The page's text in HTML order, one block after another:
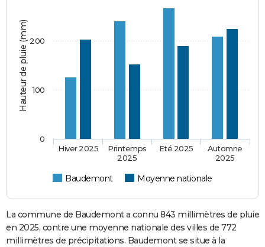
Hauteur de pluie (mm)
Baudemont Moyenne nationale
Hiver 2025
Printemps
2025
Eté 2025
Automne
2025
0
100
200
La commune de Baudemont a connu 843 millimètres de pluie
en 2025, contre une moyenne nationale des villes de 772
millimètres de précipitations. Baudemont se situe à la